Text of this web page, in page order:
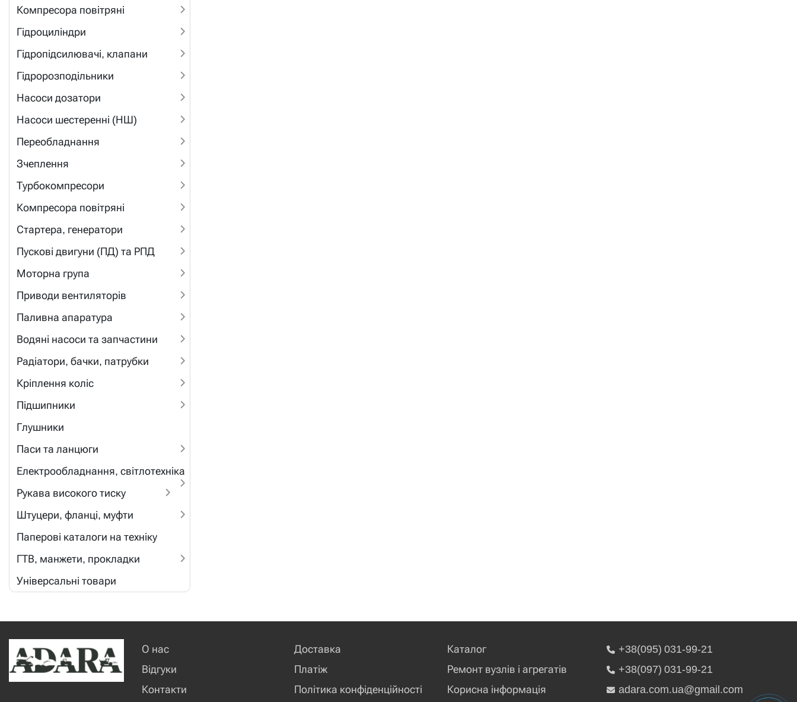
Компресора повітряні
Гідроциліндри
Гідропідсилювачі, клапани
Гідророзподільники
Насоси дозатори
Насоси шестеренні (НШ)
Переобладнання
Зчеплення
Турбокомпресори
Компресора повітряні
Стартера, генератори
Пускові двигуни (ПД) та РПД
Моторна група
Приводи вентиляторів
Паливна апаратура
Водяні насоси та запчастини
Радіатори, бачки, патрубки
Кріплення коліс
Підшипники
Глушники
Паси та ланцюги
Електрообладнання, світлотехніка
Рукава високого тиску
Штуцери, фланці, муфти
Паперові каталоги на техніку
ГТВ, манжети, прокладки
Універсальні товари
О нас
Відгуки
Контакти
Доставка
Платіж
Політика конфіденційності
Каталог
Ремонт вузлів і агрегатів
Корисна інформація
+38(095) 031-99-21
+38(097) 031-99-21
adara.com.ua@gmail.com